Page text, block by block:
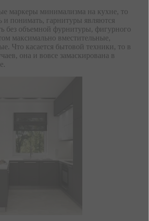
маркеры минимализма на кухне, то
и понимать, гарнитуры являются
без объемной фурнитуры, фигурного
максимально вместительные,
Что касается бытовой техники, то в
она и вовсе замаскирована в